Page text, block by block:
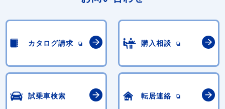
カタログ請求 購入相談
試乗車検索 転居連絡